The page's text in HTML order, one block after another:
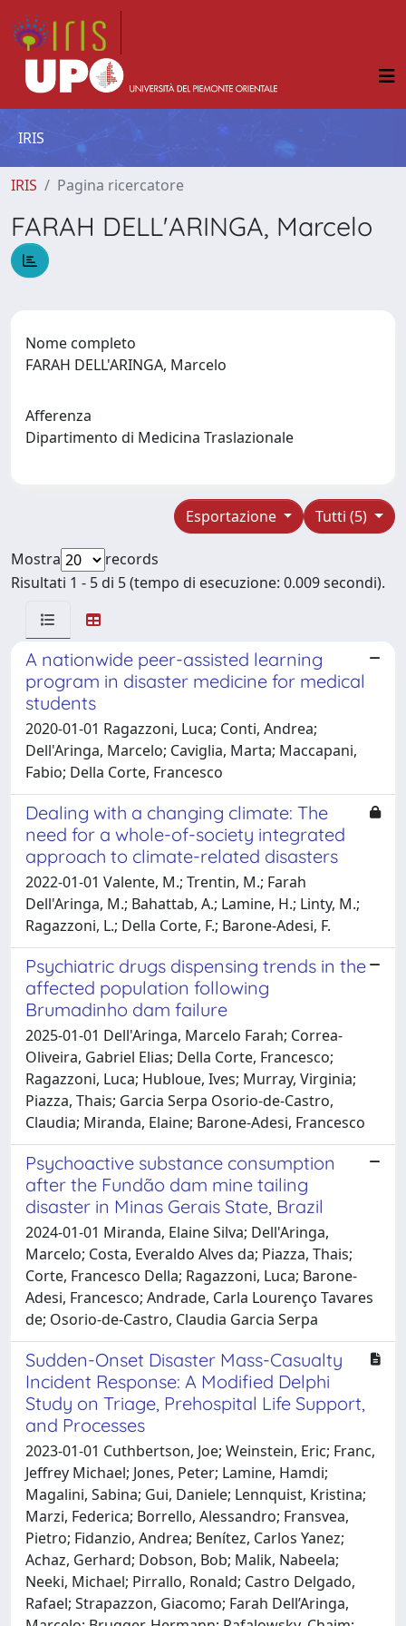
IRIS
IRIS Pagina ricercatore
FARAH DELL'ARINGA, Marcelo
Nome completo
FARAH DELL'ARINGA, Marcelo
Afferenza
Dipartimento di Medicina Traslazionale
Tutti (5)
Esportazione
Mostra
records
Risultati 1 - 5 di 5 (tempo di esecuzione: 0.009 secondi).
A nationwide peer-assisted learning
program in disaster medicine for medical
students
2020-01-01 Ragazzoni, Luca; Conti, Andrea;
Dell'Aringa, Marcelo; Caviglia, Marta; Maccapani,
Fabio; Della Corte, Francesco
Dealing with a changing climate: The
need for a whole-of-society integrated
approach to climate-related disasters
2022-01-01 Valente, M.; Trentin, M.; Farah
Dell'Aringa, M.; Bahattab, A.; Lamine, H.; Linty, M.;
Ragazzoni, L.; Della Corte, F.; Barone-Adesi, F.
Psychiatric drugs dispensing trends in the
affected population following
Brumadinho dam failure
2025-01-01 Dell'Aringa, Marcelo Farah; Correa-
Oliveira, Gabriel Elias; Della Corte, Francesco;
Ragazzoni, Luca; Hubloue, Ives; Murray, Virginia;
Piazza, Thais; Garcia Serpa Osorio-de-Castro,
Claudia; Miranda, Elaine; Barone-Adesi, Francesco
Psychoactive substance consumption
after the Fundão dam mine tailing
disaster in Minas Gerais State, Brazil
2024-01-01 Miranda, Elaine Silva; Dell'Aringa,
Marcelo; Costa, Everaldo Alves da; Piazza, Thais;
Corte, Francesco Della; Ragazzoni, Luca; Barone-
Adesi, Francesco; Andrade, Carla Lourenço Tavares
de; Osorio-de-Castro, Claudia Garcia Serpa
Sudden-Onset Disaster Mass-Casualty
Incident Response: A Modified Delphi
Study on Triage, Prehospital Life Support,
and Processes
2023-01-01 Cuthbertson, Joe; Weinstein, Eric; Franc,
Jeffrey Michael; Jones, Peter; Lamine, Hamdi;
Magalini, Sabina; Gui, Daniele; Lennquist, Kristina;
Marzi, Federica; Borrello, Alessandro; Fransvea,
Pietro; Fidanzio, Andrea; Benítez, Carlos Yanez;
Achaz, Gerhard; Dobson, Bob; Malik, Nabeela;
Neeki, Michael; Pirrallo, Ronald; Castro Delgado,
Rafael; Strapazzon, Giacomo; Farah Dell’Aringa,